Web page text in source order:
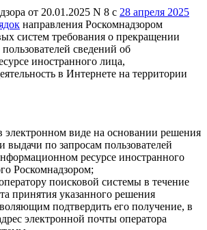
от 20.01.2025 N 8 с 28 апреля 2025
направления Роскомнадзором
систем требования о прекращении
сведений об
иностранного лица,
в Интернете на территории
электронном виде на основании решения
выдачи по запросам пользователей
ресурсе иностранного
Роскомнадзором;
поисковой системы в течение
принятия указанного решения
подтвердить его получение, в
электронной почты оператора